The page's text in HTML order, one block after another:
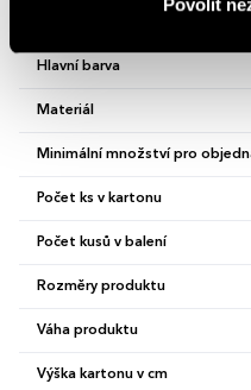
Povolit
Hlavní barva
Materiál
Minimální množství pro
Počet ks v kartonu
Počet kusů v balení
Rozměry produktu
Váha produktu
Výška kartonu v cm